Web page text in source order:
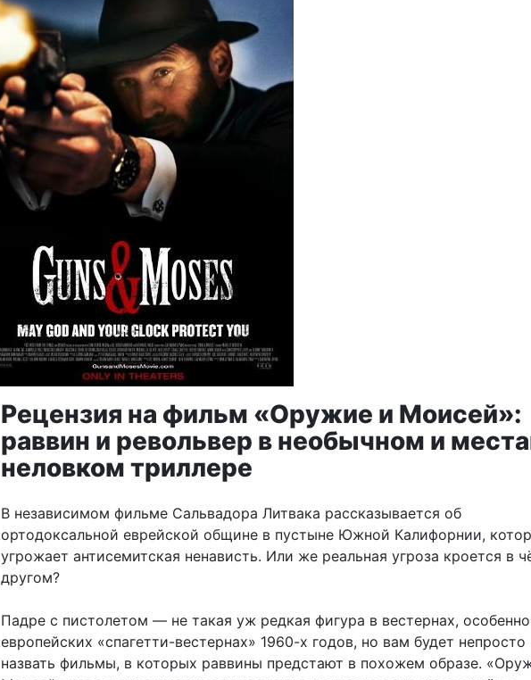
Рецензия на фильм «Оружие и Моисей»:
раввин и револьвер в необычном и
неловком триллере
В независимом фильме Сальвадора Литвака рассказывается об
ортодоксальной еврейской общине в пустыне Южной Калифорнии,
угрожает антисемитская ненависть. Или же реальная угроза кроется в
другом?
Падре с пистолетом — не такая уж редкая фигура в вестернах,
европейских «спагетти-вестернах» 1960-х годов, но вам будет непросто
назвать фильмы, в которых раввины предстают в похожем образе.